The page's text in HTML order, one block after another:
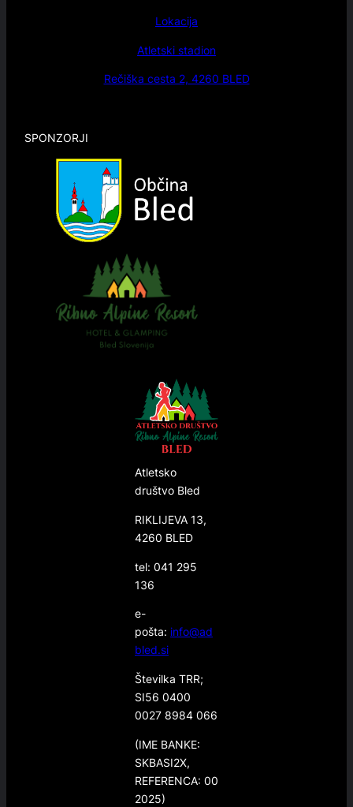
Lokacija
Atletski stadion
Rečiška cesta 2, 4260 BLED
SPONZORJI
Atletsko
društvo Bled
RIKLIJEVA 13,
4260 BLED
tel: 041 295
136
e-
pošta: info@ad
bled.si
Številka TRR;
SI56 0400
0027 8984 066
(IME BANKE:
SKBASI2X,
REFERENCA: 00
2025)